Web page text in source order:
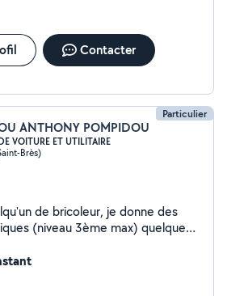
Contacter
Particulier
ANTHONY POMPIDOU
VOITURE ET UTILITAIRE
Brès)
de bricoleur, je donne des
(niveau 3ème max) quelque
un brin dessinateur